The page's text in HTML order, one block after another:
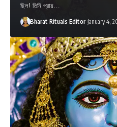
ছিল! তিনি প্রায়…
Bharat Rituals Editor January 4,